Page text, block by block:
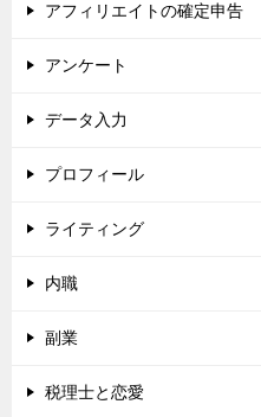
アフィリエイトの確定申告
アンケート
データ入力
プロフィール
ライティング
内職
副業
税理士と恋愛